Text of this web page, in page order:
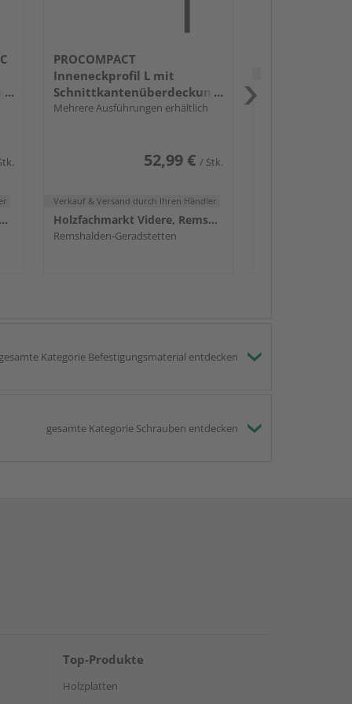
Holzfachmarkt Videre, Remshalden
PROCOMPACT
Inneneckprofil L mit
Schnittkantenüberdeckung,
Länge 3055mm
Mehrere Ausführungen erhältlich
52,99 € / Stk.
Verkauf & Versand durch Ihren Händler
Holzfachmarkt Videre, Remshalden
Remshalden-Geradstetten
gesamte Kategorie Befestigungsmaterial entdecken
gesamte Kategorie Schrauben entdecken
Top-Produkte
Holzplatten